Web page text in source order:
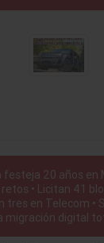
festeja 20 años en
• Licitan 41
tres en Telecom •
migración digital